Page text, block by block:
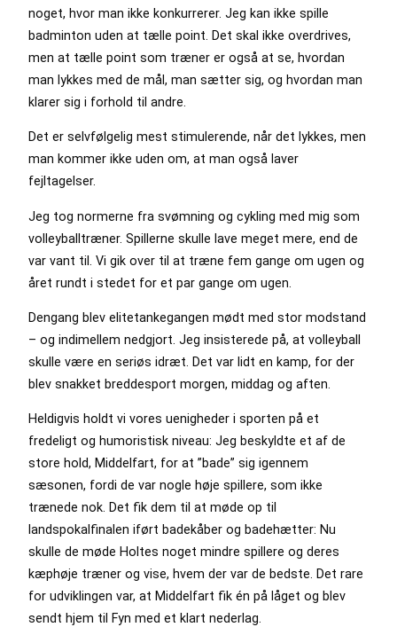
noget, hvor man ikke konkurrerer. Jeg kan ikke spille
badminton uden at tælle point. Det skal ikke overdrives,
men at tælle point som træner er også at se, hvordan
man lykkes med de mål, man sætter sig, og hvordan man
klarer sig i forhold til andre.
Det er selvfølgelig mest stimulerende, når det lykkes, men
man kommer ikke uden om, at man også laver
fejltagelser.
Jeg tog normerne fra svømning og cykling med mig som
volleyballtræner. Spillerne skulle lave meget mere, end de
var vant til. Vi gik over til at træne fem gange om ugen og
året rundt i stedet for et par gange om ugen.
Dengang blev elitetankegangen mødt med stor modstand
– og indimellem nedgjort. Jeg insisterede på, at volleyball
skulle være en seriøs idræt. Det var lidt en kamp, for der
blev snakket breddesport morgen, middag og aften.
Heldigvis holdt vi vores uenigheder i sporten på et
fredeligt og humoristisk niveau: Jeg beskyldte et af de
store hold, Middelfart, for at ”bade” sig igennem
sæsonen, fordi de var nogle høje spillere, som ikke
trænede nok. Det fik dem til at møde op til
landspokalfinalen iført badekåber og badehætter: Nu
skulle de møde Holtes noget mindre spillere og deres
kæphøje træner og vise, hvem der var de bedste. Det rare
for udviklingen var, at Middelfart fik én på låget og blev
sendt hjem til Fyn med et klart nederlag.